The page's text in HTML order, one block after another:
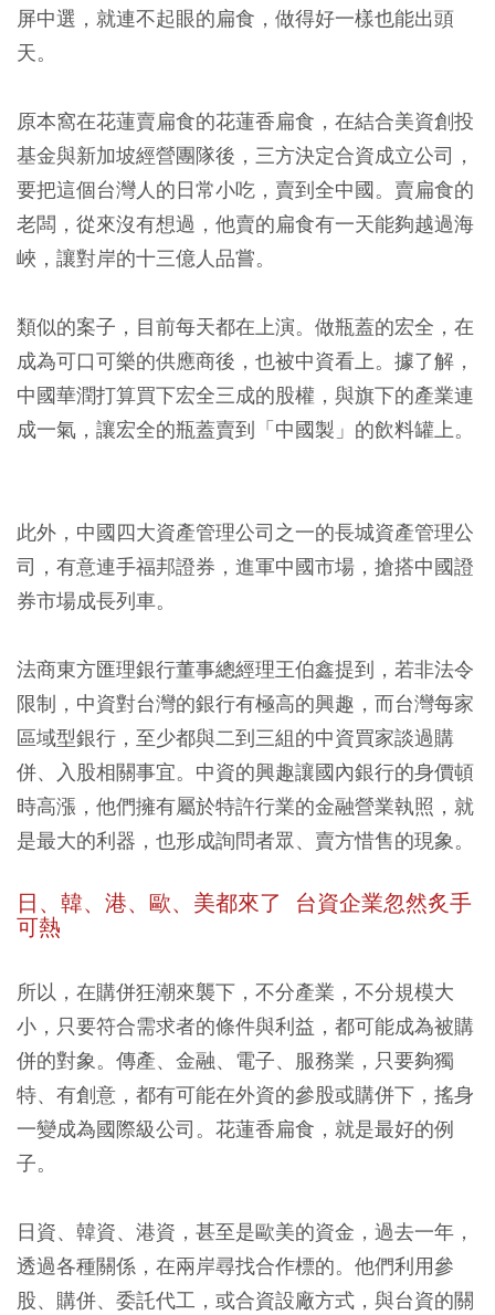
屏中選，就連不起眼的扁食，做得好一樣也能出頭
天。
原本窩在花蓮賣扁食的花蓮香扁食，在結合美資創投
基金與新加坡經營團隊後，三方決定合資成立公司，
要把這個台灣人的日常小吃，賣到全中國。賣扁食的
老闆，從來沒有想過，他賣的扁食有一天能夠越過海
峽，讓對岸的十三億人品嘗。
類似的案子，目前每天都在上演。做瓶蓋的宏全，在
成為可口可樂的供應商後，也被中資看上。據了解，
中國華潤打算買下宏全三成的股權，與旗下的產業連
成一氣，讓宏全的瓶蓋賣到「中國製」的飲料罐上。
此外，中國四大資產管理公司之一的長城資產管理公
司，有意連手福邦證券，進軍中國市場，搶搭中國證
券市場成長列車。
法商東方匯理銀行董事總經理王伯鑫提到，若非法令
限制，中資對台灣的銀行有極高的興趣，而台灣每家
區域型銀行，至少都與二到三組的中資買家談過購
併、入股相關事宜。中資的興趣讓國內銀行的身價頓
時高漲，他們擁有屬於特許行業的金融營業執照，就
是最大的利器，也形成詢問者眾、賣方惜售的現象。
日、韓、港、歐、美都來了 台資企業忽然炙手
可熱
所以，在購併狂潮來襲下，不分產業，不分規模大
小，只要符合需求者的條件與利益，都可能成為被購
併的對象。傳產、金融、電子、服務業，只要夠獨
特、有創意，都有可能在外資的參股或購併下，搖身
一變成為國際級公司。花蓮香扁食，就是最好的例
子。
日資、韓資、港資，甚至是歐美的資金，過去一年，
透過各種關係，在兩岸尋找合作標的。他們利用參
股、購併、委託代工，或合資設廠方式，與台資的關